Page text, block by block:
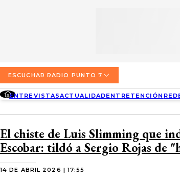
ACTUALIDAD
ENTRETENCIÓN
SOCIEDAD
CONCEPCIÓN
TEMUCO
VALDIVIA
QUIÉNES SOMOS
DIRECCIONES
CONTACTO COMERCIAL
TARIFAS POLÍTICAS PÁGINA 7
TARIFAS POLÍTICAS RADIO PUNTO 7
POLÍTICA DE PRIVACIDAD
ESCUCHAR RADIO PUNTO 7
ENTREVISTASACTUALIDADENTRETENCIÓN
El chiste de Luis Slimming que
Escobar: tildó a Sergio Rojas de
14 DE ABRIL 2026 | 17:55